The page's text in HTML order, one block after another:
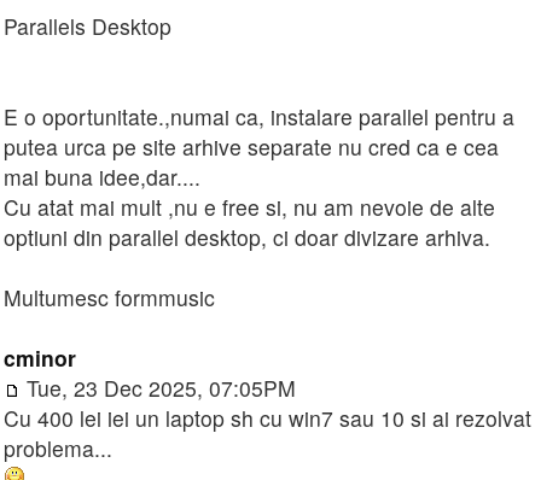
Parallels Desktop
E o oportunitate.,numai ca, instalare parallel pentru a
putea urca pe site arhive separate nu cred ca e cea
mai buna idee,dar....
Cu atat mai mult ,nu e free si, nu am nevoie de alte
optiuni din parallel desktop, ci doar divizare arhiva.
Multumesc formmusic
cminor
Tue, 23 Dec 2025, 07:05PM
Cu 400 lei iei un laptop sh cu win7 sau 10 si ai rezolvat
problema...